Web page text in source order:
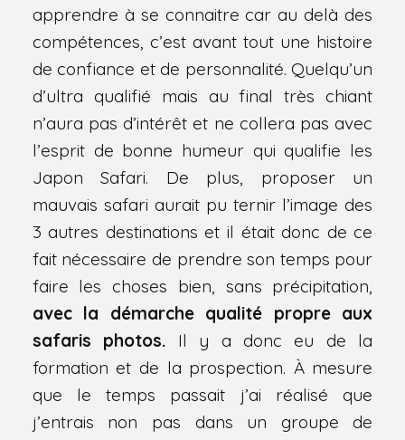
apprendre à se connaitre car au delà des
compétences, c’est avant tout une histoire
de confiance et de personnalité. Quelqu’un
d’ultra qualifié mais au final très chiant
n’aura pas d’intérêt et ne collera pas avec
l’esprit de bonne humeur qui qualifie les
Japon Safari. De plus, proposer un
mauvais safari aurait pu ternir l’image des
3 autres destinations et il était donc de ce
fait nécessaire de prendre son temps pour
faire les choses bien, sans précipitation,
avec la démarche qualité propre aux
safaris photos. Il y a donc eu de la
formation et de la prospection. À mesure
que le temps passait j’ai réalisé que
j’entrais non pas dans un groupe de